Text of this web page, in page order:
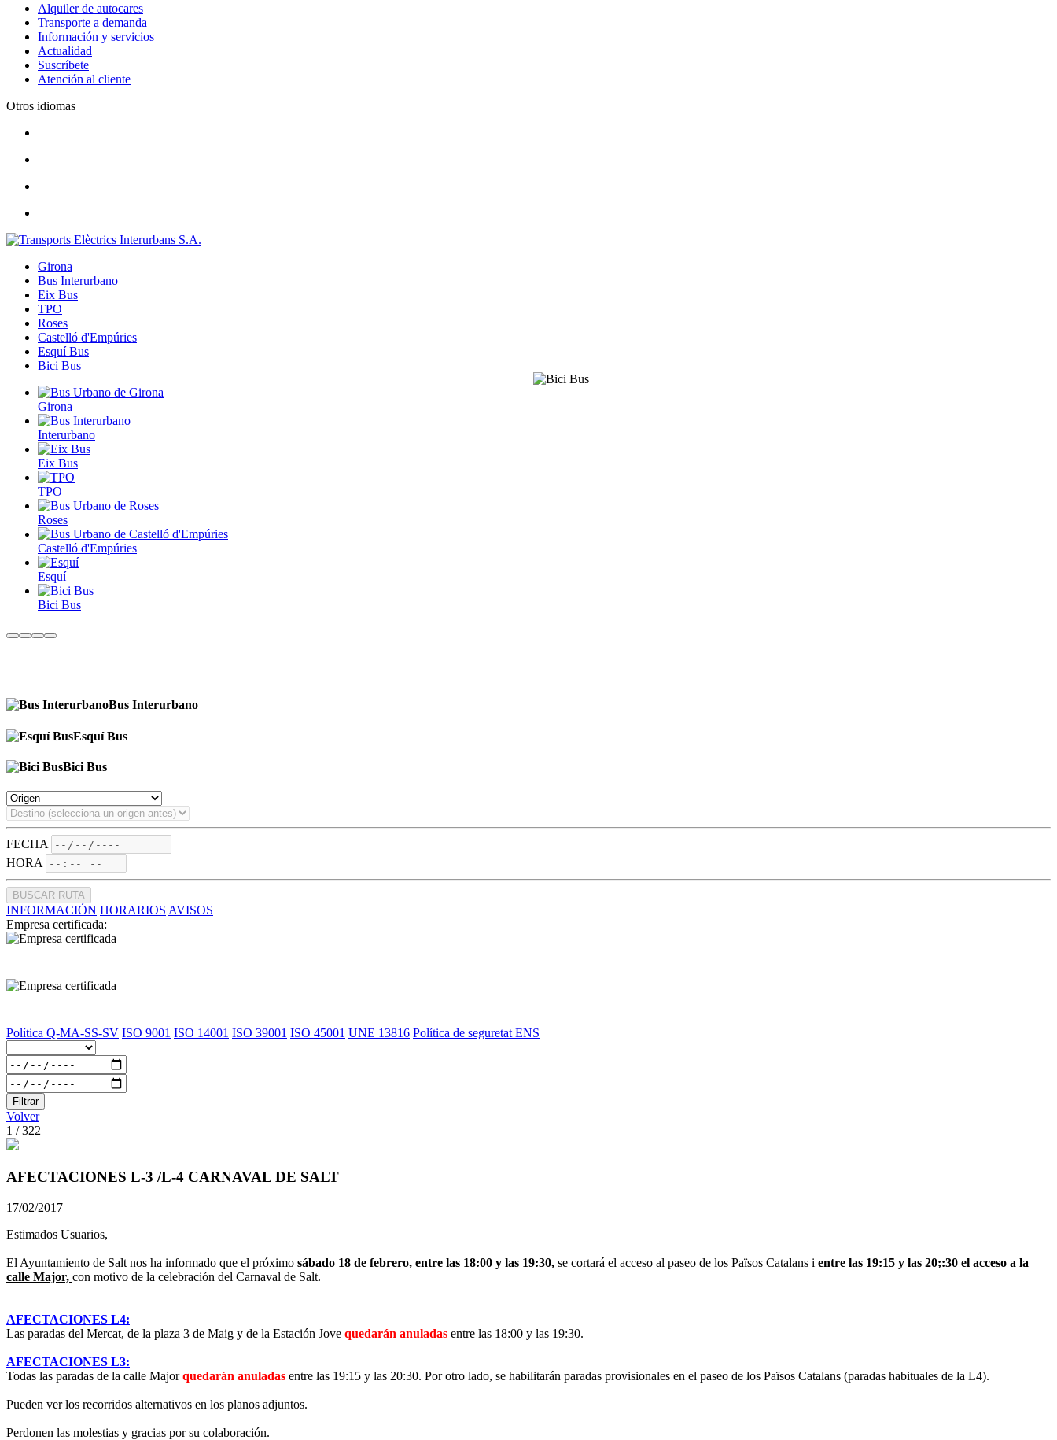
Alquiler de autocares
Transporte a demanda
Información y servicios
Actualidad
Suscríbete
Atención al cliente
Otros idiomas
Girona
Bus Interurbano
Eix Bus
TPO
Roses
Castelló d'Empúries
Esquí Bus
Bici Bus
Girona
Interurbano
Eix Bus
TPO
Roses
Castelló d'Empúries
Esquí
Bici Bus
Bus Interurbano
Esquí Bus
Bici Bus
FECHA
HORA
BUSCAR RUTA
INFORMACIÓN HORARIOS AVISOS
Empresa certificada:
Política Q-MA-SS-SV ISO 9001 ISO 14001 ISO 39001 ISO 45001 UNE 13816 Política de seguretat ENS
Filtrar
Volver
1 / 322
AFECTACIONES L-3 /L-4 CARNAVAL DE SALT
17/02/2017
Estimados Usuarios,
El Ayuntamiento de Salt nos ha informado que el próximo sábado 18 de febrero, entre las 18:00 y las 19:30, se cortará el acceso al paseo de los Països Catalans i entre las 19:15 y las 20;:30 el acceso a la
calle Major, con motivo de la celebración del Carnaval de Salt.
AFECTACIONES L4:
Las paradas del Mercat, de la plaza 3 de Maig y de la Estación Jove quedarán anuladas entre las 18:00 y las 19:30.
AFECTACIONES L3:
Todas las paradas de la calle Majorquedarán anuladas entre las 19:15 y las 20:30. Por otro lado, se habilitarán paradas provisionales en el paseo de los Països Catalans (paradas habituales de la L4).
Pueden ver los recorridos alternativos en los planos adjuntos.
Perdonen las molestias y gracias por su colaboración.